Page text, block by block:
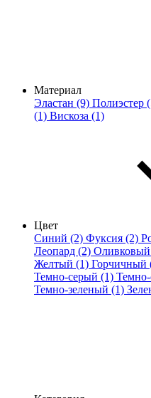
Материал
Эластан (9) Полиэстер
(1) Вискоза (1)
Цвет
Синий (2) Фуксия (2)
Леопард (2)
Желтый (1) Горчичный
Темно-серый (1)
Темно-зеленый (1)